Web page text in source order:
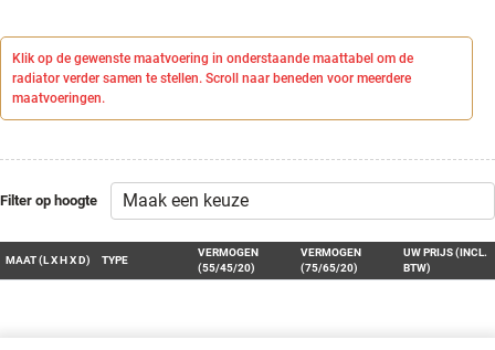
Klik op de gewenste maatvoering in onderstaande maattabel om de
radiator verder samen te stellen. Scroll naar beneden voor meerdere
maatvoeringen.
Filter op hoogte
MAAT (L X H X D) TYPE
VERMOGEN
(55/45/20)
VERMOGEN
(75/65/20)
UW PRIJS (INCL.
BTW)